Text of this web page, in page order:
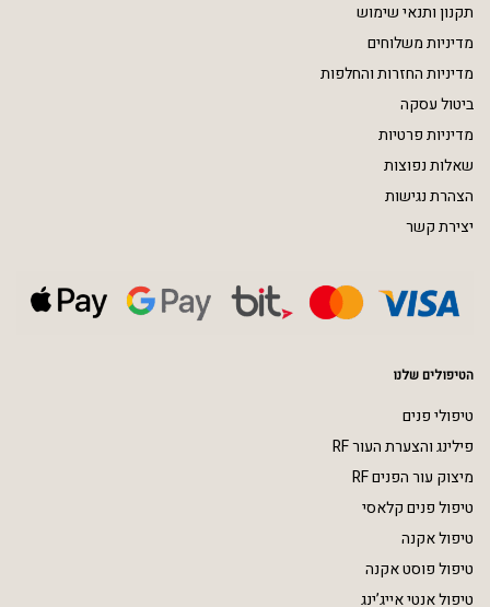
תקנון ותנאי שימוש
מדיניות משלוחים
מדיניות החזרות והחלפות
ביטול עסקה
מדיניות פרטיות
שאלות נפוצות
הצהרת נגישות
יצירת קשר
הטיפולים שלנו
טיפולי פנים
פילינג והצערת העור RF
מיצוק עור הפנים RF
טיפול פנים קלאסי
טיפול אקנה
טיפול פוסט אקנה
טיפול אנטי אייג’ינג